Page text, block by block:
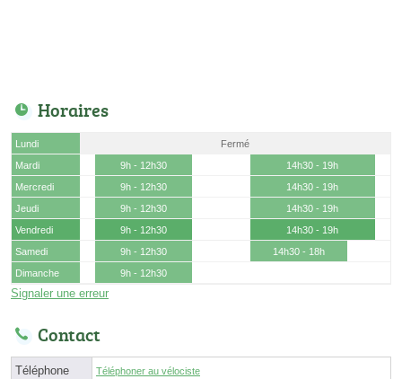
Horaires
Lundi
Fermé
Mardi
9h - 12h30
14h30 - 19h
Mercredi
9h - 12h30
14h30 - 19h
Jeudi
9h - 12h30
14h30 - 19h
Vendredi
9h - 12h30
14h30 - 19h
Samedi
9h - 12h30
14h30 - 18h
Dimanche
9h - 12h30
Signaler une erreur
Contact
Téléphone Téléphoner au vélociste